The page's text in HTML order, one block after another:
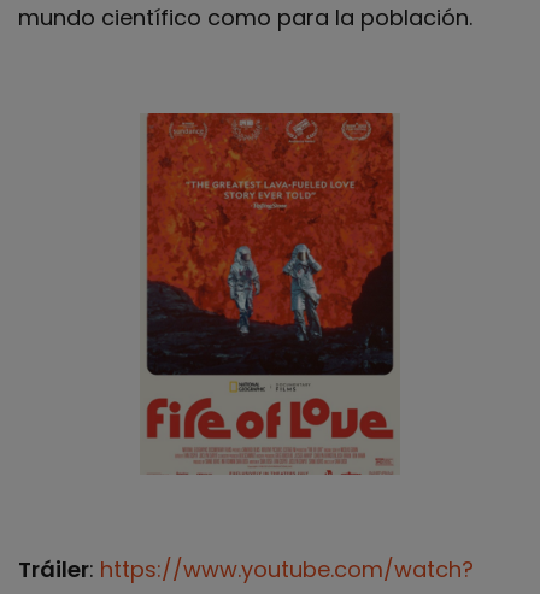
mundo científico como para la población.
Tráiler: https://www.youtube.com/watch?